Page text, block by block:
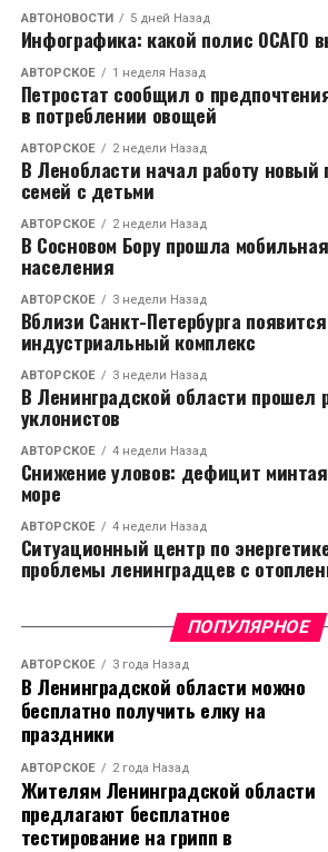
АВТОНОВОСТИ 5 дней Назад
Инфографика: какой полис ОСАГО
АВТОРСКОЕ 1 неделя Назад
Петростат сообщил о
в потреблении овощей
АВТОРСКОЕ 2 недели Назад
В Ленобласти начал работу новый
семей с детьми
АВТОРСКОЕ 2 недели Назад
В Сосновом Бору прошла
населения
АВТОРСКОЕ 3 недели Назад
Вблизи Санкт-Петербурга появится
индустриальный комплекс
АВТОРСКОЕ 3 недели Назад
В Ленинградской области прошел
уклонистов
АВТОРСКОЕ 4 недели Назад
Снижение уловов: дефицит
море
АВТОРСКОЕ 4 недели Назад
Ситуационный центр по
проблемы ленинградцев с
ПОПУЛЯРНОЕ
АВТОРСКОЕ 3 года Назад
В Ленинградской области можно
бесплатно получить елку на
праздники
АВТОРСКОЕ 2 года Назад
Жителям Ленинградской области
предлагают бесплатное
тестирование на грипп в